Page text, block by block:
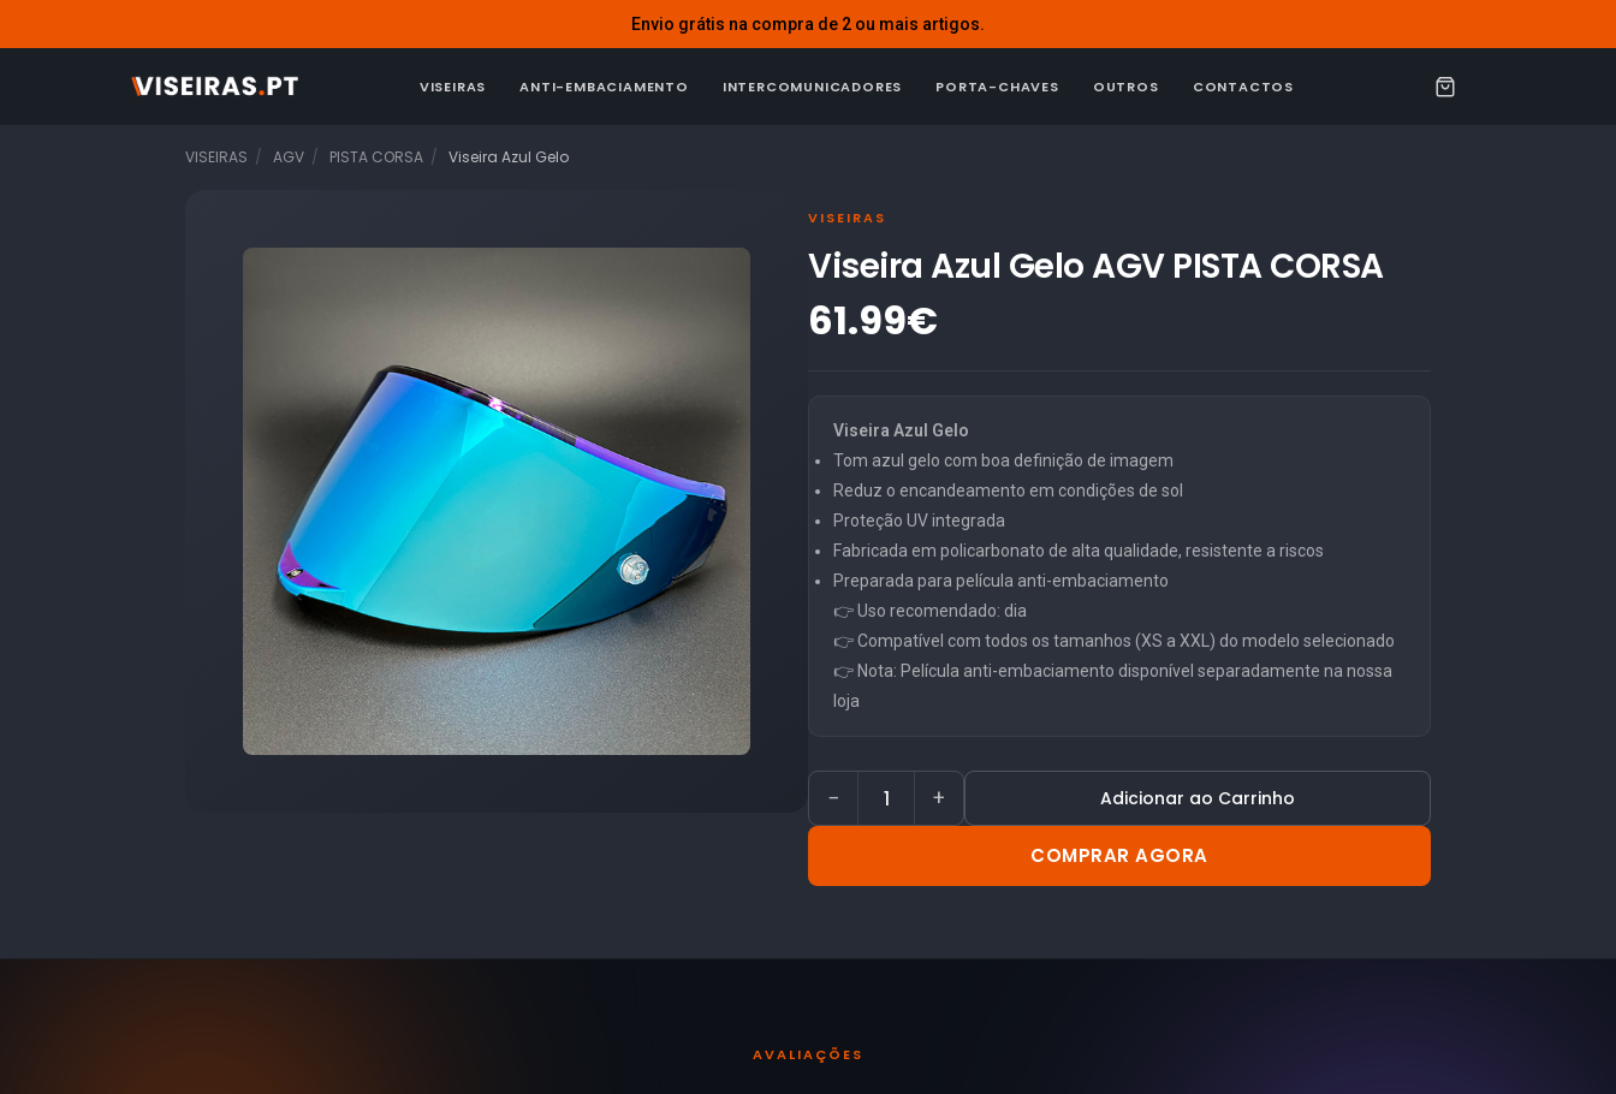
Envio grátis na compra de 2 ou mais artigos.
VISEIRAS ANTI-EMBACIAMENTO INTERCOMUNICADORES PORTA-CHAVES OUTROS CONTACTOS
C
VISEIRAS AGV PISTA CORSA Viseira Azul Gelo
VISEIRAS
Viseira Azul Gelo AGV PISTA CORSA
61.99€
Viseira Azul Gelo
Tom azul gelo com boa definição de imagem
Reduz o encandeamento em condições de sol
Proteção UV integrada
Fabricada em policarbonato de alta qualidade, resistente a riscos
Preparada para película anti-embaciamento
👉 Uso recomendado: dia
👉 Compatível com todos os tamanhos (XS a XXL) do modelo selecionado
👉 Nota: Película anti-embaciamento disponível separadamente na nossa
loja
− + Adicionar ao Carrinho
COMPRAR AGORA
AVALIAÇÕES